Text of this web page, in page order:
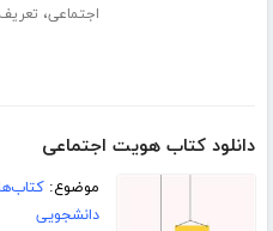
اجتماعی،
دانلود کتاب هویت اجتماعی
موضوع:
دانشجویی